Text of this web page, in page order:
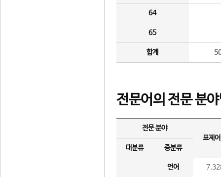
64
65
합계
전문어의 전문 분
전문 분야
표제
대분류
중분류
언어